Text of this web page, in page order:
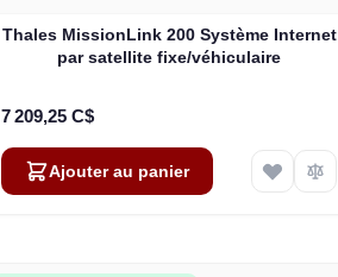
Thales MissionLink 200 Système Internet
par satellite fixe/véhiculaire
7 209,25 C$
Ajouter au panier